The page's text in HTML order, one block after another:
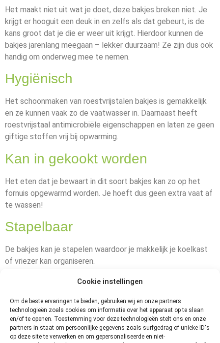
Cookie instellingen
Om de beste ervaringen te bieden, gebruiken wij en onze partners
technologieën zoals cookies om informatie over het apparaat op te slaan
en/of te openen. Toestemming voor deze technologieën stelt ons en onze
partners in staat om persoonlijke gegevens zoals surfgedrag of unieke ID's
op deze site te verwerken en om gepersonaliseerde en niet-
Het maakt niet uit wat je doet, deze bakjes breken niet. Je
krijgt er hooguit een deuk in en zelfs als dat gebeurt, is de
kans groot dat je die er weer uit krijgt. Hierdoor kunnen de
bakjes jarenlang meegaan – lekker duurzaam! Ze zijn dus ook
handig om onderweg mee te nemen.
Hygiënisch
Het schoonmaken van roestvrijstalen bakjes is gemakkelijk
en ze kunnen vaak zo de vaatwasser in. Daarnaast heeft
roestvrijstaal antimicrobiële eigenschappen en laten ze geen
giftige stoffen vrij bij opwarming.
Kan in gekookt worden
Het eten dat je bewaart in dit soort bakjes kan zo op het
fornuis opgewarmd worden. Je hoeft dus geen extra vaat af
te wassen!
Stapelbaar
De bakjes kan je stapelen waardoor je makkelijk je koelkast
of vriezer kan organiseren.
Nadelen van metaal
Hoge prijs
Roestvrijstalen bakjes zijn, net zoals glazen bakjes, vaak wat